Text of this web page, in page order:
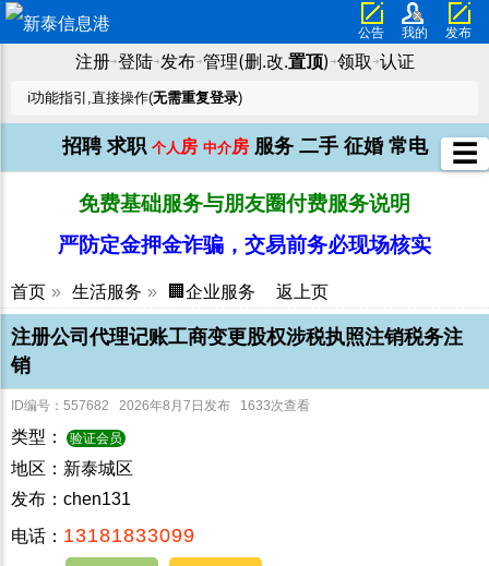
公告 我的 发布
注册➜登陆➜发布➜管理(删.改.置顶) ➜领取 ➜认证
ℹ️功能指引,直接操作(无需重复登录)
招聘 求职 个人 房 中介房 服务 二手 征婚 常电
免费基础服务与朋友圈付费服务说明
严防定金押金诈骗，交易前务必现场核实
首页 » 生活服务 » 🏢企业服务 返上页
注册公司代理记账工商变更股权涉税执照注销税务注
销
ID编号：557682 2026年8月7日发布 1633次查看
类型： 验证会员
地区：新泰城区
发布：chen131
电话： 13181833099
☰